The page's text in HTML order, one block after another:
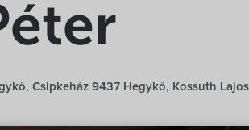
Csipkeház 9437 Hegykő, Kossuth